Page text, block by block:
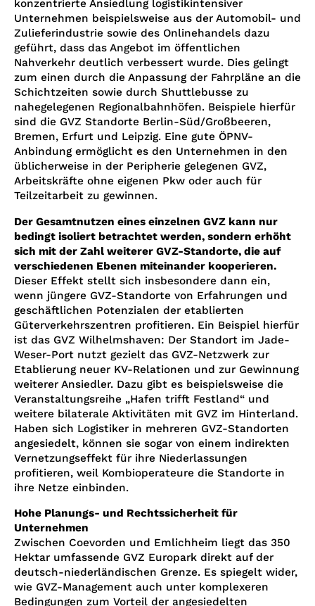
konzentrierte Ansiedlung logistikintensiver
Unternehmen beispielsweise aus der Automobil- und
Zulieferindustrie sowie des Onlinehandels dazu
geführt, dass das Angebot im öffentlichen
Nahverkehr deutlich verbessert wurde. Dies gelingt
zum einen durch die Anpassung der Fahrpläne an die
Schichtzeiten sowie durch Shuttlebusse zu
nahegelegenen Regionalbahnhöfen. Beispiele hierfür
sind die GVZ Standorte Berlin-Süd/Großbeeren,
Bremen, Erfurt und Leipzig. Eine gute ÖPNV-
Anbindung ermöglicht es den Unternehmen in den
üblicherweise in der Peripherie gelegenen GVZ,
Arbeitskräfte ohne eigenen Pkw oder auch für
Teilzeitarbeit zu gewinnen.
Der Gesamtnutzen eines einzelnen GVZ kann nur
bedingt isoliert betrachtet werden, sondern erhöht
sich mit der Zahl weiterer GVZ-Standorte, die auf
verschiedenen Ebenen miteinander kooperieren.
Dieser Effekt stellt sich insbesondere dann ein,
wenn jüngere GVZ-Standorte von Erfahrungen und
geschäftlichen Potenzialen der etablierten
Güterverkehrszentren profitieren. Ein Beispiel hierfür
ist das GVZ Wilhelmshaven: Der Standort im Jade-
Weser-Port nutzt gezielt das GVZ-Netzwerk zur
Etablierung neuer KV-Relationen und zur Gewinnung
weiterer Ansiedler. Dazu gibt es beispielsweise die
Veranstaltungsreihe „Hafen trifft Festland“ und
weitere bilaterale Aktivitäten mit GVZ im Hinterland.
Haben sich Logistiker in mehreren GVZ-Standorten
angesiedelt, können sie sogar von einem indirekten
Vernetzungseffekt für ihre Niederlassungen
profitieren, weil Kombioperateure die Standorte in
ihre Netze einbinden.
Hohe Planungs- und Rechtssicherheit für
Unternehmen
Zwischen Coevorden und Emlichheim liegt das 350
Hektar umfassende GVZ Europark direkt auf der
deutsch-niederländischen Grenze. Es spiegelt wider,
wie GVZ-Management auch unter komplexeren
Bedingungen zum Vorteil der angesiedelten